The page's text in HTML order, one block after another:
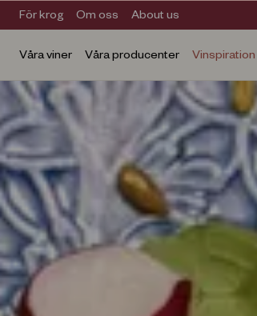
För krog Om oss About us
Våra viner Våra producenter Vinspiration